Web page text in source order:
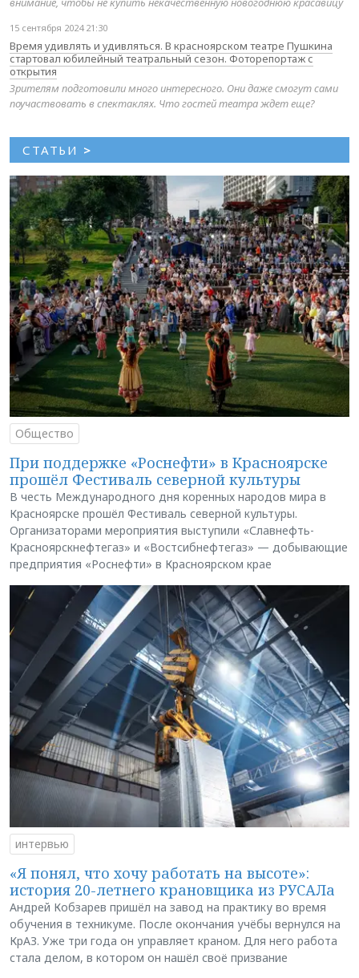
15 сентября 2024 21:30
Время удивлять и удивляться. В красноярском театре Пушкина
стартовал юбилейный театральный сезон. Фоторепортаж с
открытия
Зрителям подготовили много интересного. Они даже смогут сами
поучаствовать в спектаклях. Что гостей театра ждет еще?
СТАТЬИ >
Общество
При поддержке «Роснефти» в Красноярске
прошёл Фестиваль северной культуры
В честь Международного дня коренных народов мира в
Красноярске прошёл Фестиваль северной культуры.
Организаторами мероприятия выступили «Славнефть-
Красноярскнефтегаз» и «Востсибнефтегаз» — добывающие
предприятия «Роснефти» в Красноярском крае
интервью
«Я понял, что хочу работать на высоте»:
история 20-летнего крановщика из РУСАЛа
Андрей Кобзарев пришёл на завод на практику во время
обучения в техникуме. После окончания учёбы вернулся на
КрАЗ. Уже три года он управляет краном. Для него работа
стала делом, в котором он нашёл своё призвание